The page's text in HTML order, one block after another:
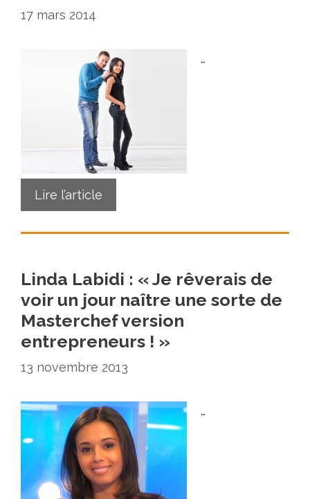
17 mars 2014
…
Lire l’article
Linda Labidi : « Je rêverais de
voir un jour naître une sorte de
Masterchef version
entrepreneurs ! »
13 novembre 2013
…